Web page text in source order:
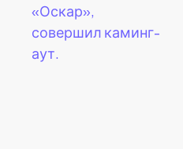
«Оскар»,
совершил каминг-
аут.